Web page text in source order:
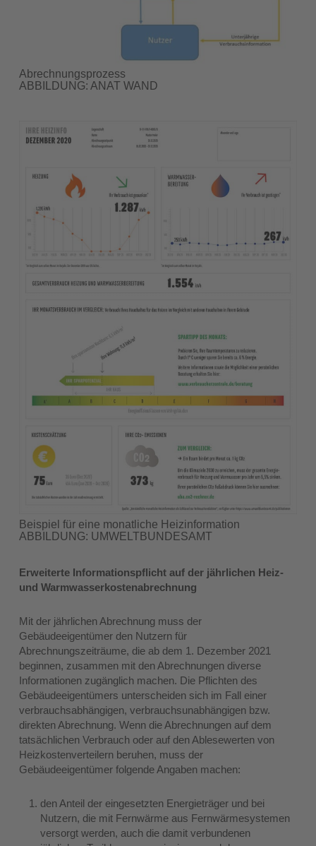
Abrechnungsprozess
ABBILDUNG: ANAT WAND
Beispiel für eine monatliche Heizinformation
ABBILDUNG: UMWELTBUNDESAMT
Erweiterte Informationspflicht auf der jährlichen Heiz-
und Warmwasserkostenabrechnung
Mit der jährlichen Abrechnung muss der
Gebäudeeigentümer den Nutzern für
Abrechnungszeiträume, die ab dem 1. Dezember 2021
beginnen, zusammen mit den Abrechnungen diverse
Informationen zugänglich machen. Die Pflichten des
Gebäudeeigentümers unterscheiden sich im Fall einer
verbrauchsabhängigen, verbrauchsunabhängigen bzw.
direkten Abrechnung. Wenn die Abrechnungen auf dem
tatsächlichen Verbrauch oder auf den Ablesewerten von
Heizkostenverteilern beruhen, muss der
Gebäudeeigentümer folgende Angaben machen:
den Anteil der eingesetzten Energieträger und bei
Nutzern, die mit Fernwärme aus Fernwärmesystemen
versorgt werden, auch die damit verbundenen